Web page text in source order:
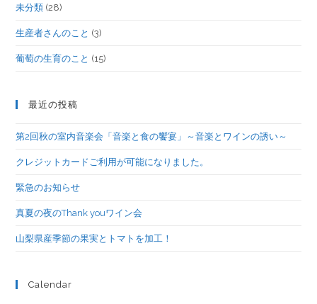
未分類 (28)
生産者さんのこと (3)
葡萄の生育のこと (15)
最近の投稿
第2回秋の室内音楽会「音楽と食の饗宴」～音楽とワインの誘い～
クレジットカードご利用が可能になりました。
緊急のお知らせ
真夏の夜のThank youワイン会
山梨県産季節の果実とトマトを加工！
Calendar